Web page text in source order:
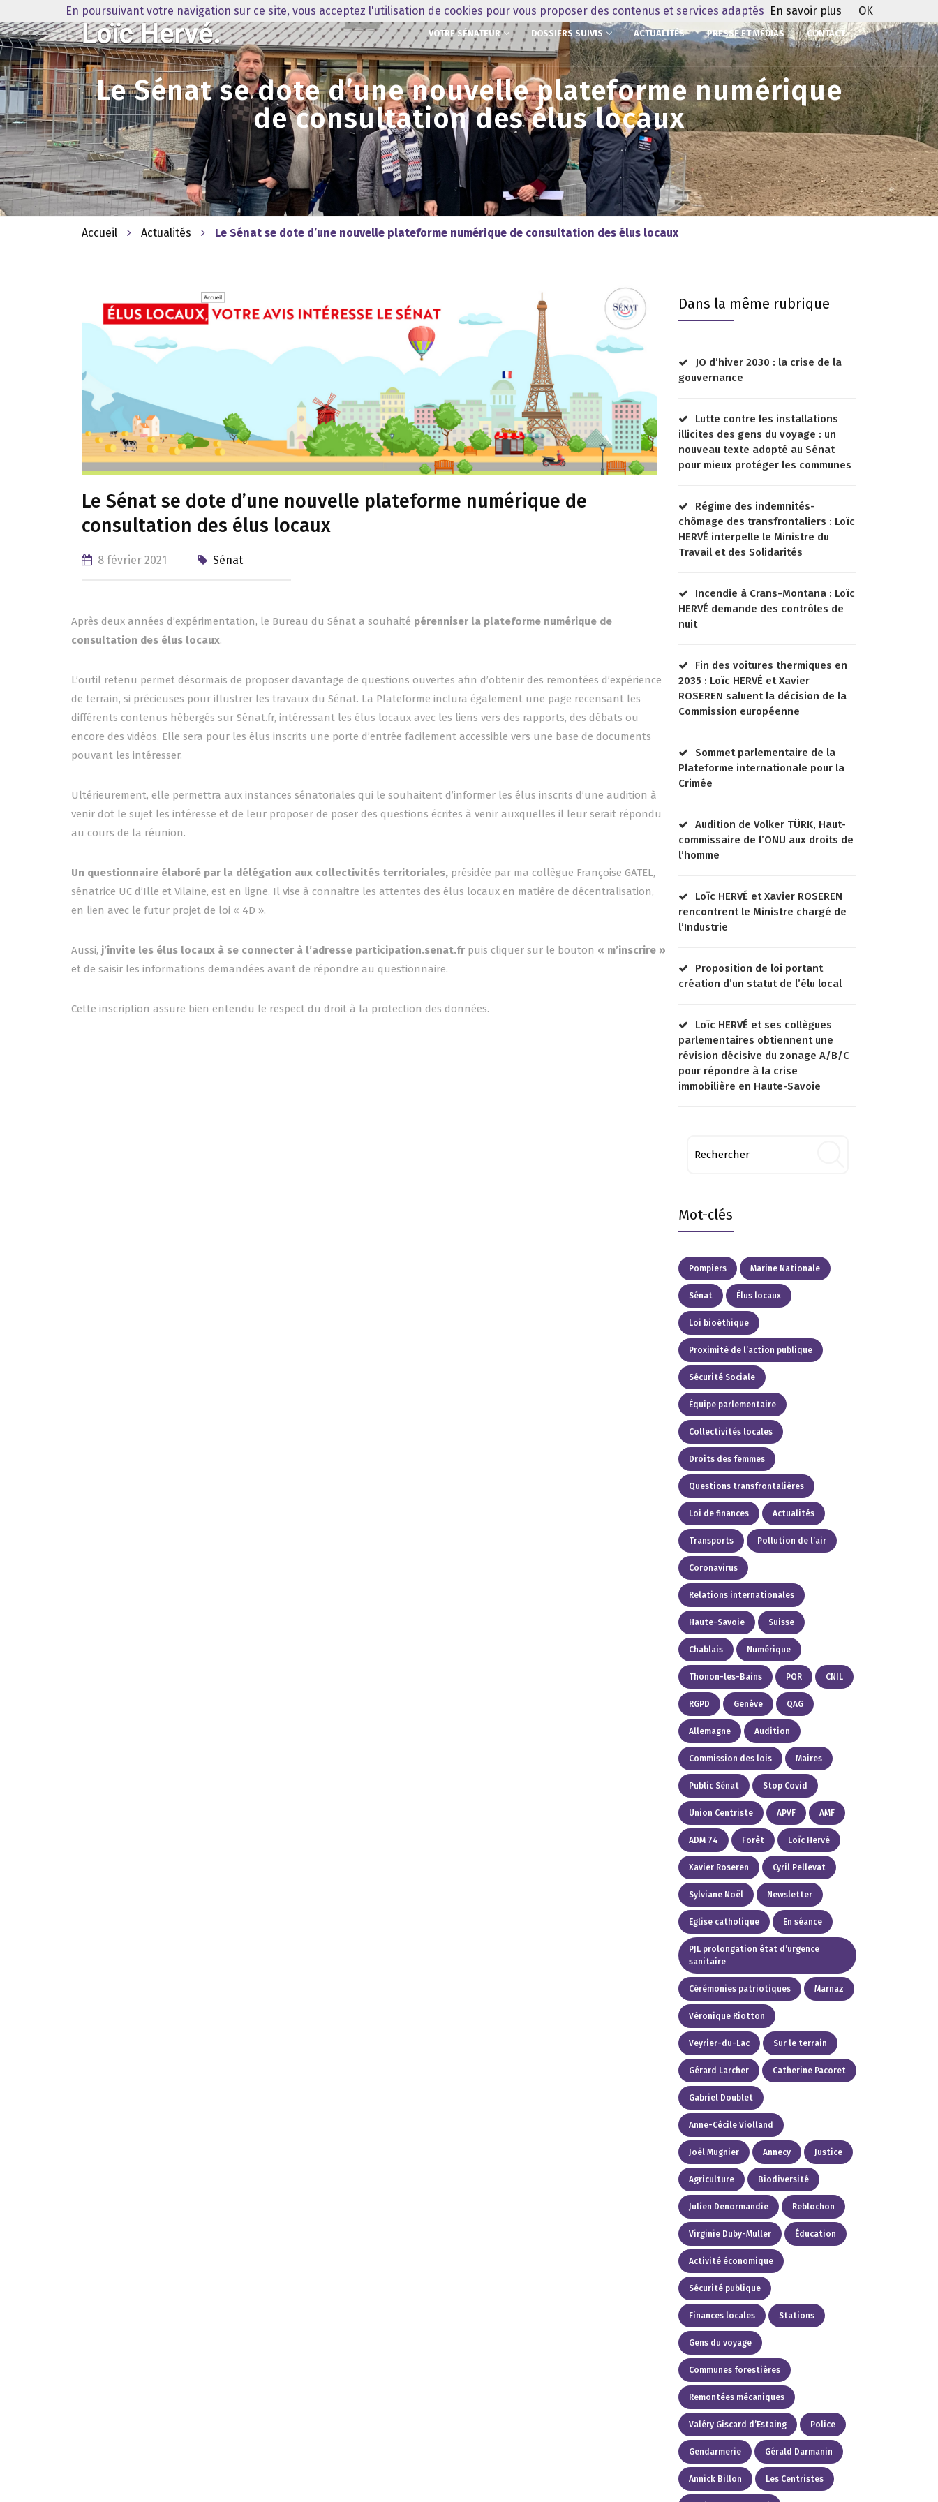
VOTRE SÉNATEUR DOSSIERS SUIVIS ACTUALITÉS PRESSE ET MÉDIAS CONTACT
Le Sénat se dote d’une nouvelle plateforme numérique
de consultation des élus locaux
Accueil Actualités Le Sénat se dote d’une nouvelle plateforme numérique de consultation des élus locaux
Le Sénat se dote d’une nouvelle plateforme numérique de
consultation des élus locaux
8 février 2021 Sénat
Après deux années d’expérimentation, le Bureau du Sénat a souhaité pérenniser la plateforme numérique de
consultation des élus locaux.
L’outil retenu permet désormais de proposer davantage de questions ouvertes afin d’obtenir des remontées d’expérience
de terrain, si précieuses pour illustrer les travaux du Sénat. La Plateforme inclura également une page recensant les
différents contenus hébergés sur Sénat.fr, intéressant les élus locaux avec les liens vers des rapports, des débats ou
encore des vidéos. Elle sera pour les élus inscrits une porte d’entrée facilement accessible vers une base de documents
pouvant les intéresser.
Ultérieurement, elle permettra aux instances sénatoriales qui le souhaitent d’informer les élus inscrits d’une audition à
venir dot le sujet les intéresse et de leur proposer de poser des questions écrites à venir auxquelles il leur serait répondu
au cours de la réunion.
Un questionnaire élaboré par la délégation aux collectivités territoriales, présidée par ma collègue Françoise GATEL,
sénatrice UC d’Ille et Vilaine, est en ligne. Il vise à connaitre les attentes des élus locaux en matière de décentralisation,
en lien avec le futur projet de loi « 4D ».
Aussi, j’invite les élus locaux à se connecter à l’adresse participation.senat.fr puis cliquer sur le bouton « m’inscrire »
et de saisir les informations demandées avant de répondre au questionnaire.
Cette inscription assure bien entendu le respect du droit à la protection des données.
Dans la même rubrique
JO d’hiver 2030 : la crise de la
gouvernance
Lutte contre les installations
illicites des gens du voyage : un
nouveau texte adopté au Sénat
pour mieux protéger les communes
Régime des indemnités-
chômage des transfrontaliers : Loïc
HERVÉ interpelle le Ministre du
Travail et des Solidarités
Incendie à Crans-Montana : Loïc
HERVÉ demande des contrôles de
nuit
Fin des voitures thermiques en
2035 : Loïc HERVÉ et Xavier
ROSEREN saluent la décision de la
Commission européenne
Sommet parlementaire de la
Plateforme internationale pour la
Crimée
Audition de Volker TÜRK, Haut-
commissaire de l’ONU aux droits de
l’homme
Loïc HERVÉ et Xavier ROSEREN
rencontrent le Ministre chargé de
l’Industrie
Proposition de loi portant
création d’un statut de l’élu local
Loïc HERVÉ et ses collègues
parlementaires obtiennent une
révision décisive du zonage A/B/C
pour répondre à la crise
immobilière en Haute-Savoie
Mot-clés
Pompiers Marine Nationale
Sénat Élus locaux
Loi bioéthique
Proximité de l’action publique
Sécurité Sociale
Équipe parlementaire
Collectivités locales
Droits des femmes
Questions transfrontalières
Loi de finances Actualités
Transports Pollution de l’air
Coronavirus
Relations internationales
Haute-Savoie Suisse
Chablais Numérique
Thonon-les-Bains PQR CNIL
RGPD Genève QAG
Allemagne Audition
Commission des lois Maires
Public Sénat Stop Covid
Union Centriste APVF AMF
ADM 74 Forêt Loïc Hervé
Xavier Roseren Cyril Pellevat
Sylviane Noël Newsletter
Eglise catholique En séance
PJL prolongation état d’urgence
sanitaire
Cérémonies patriotiques Marnaz
Véronique Riotton
Veyrier-du-Lac Sur le terrain
Gérard Larcher Catherine Pacoret
Gabriel Doublet
Anne-Cécile Violland
Joël Mugnier Annecy Justice
Agriculture Biodiversité
Julien Denormandie Reblochon
Virginie Duby-Muller Éducation
Activité économique
Sécurité publique
Finances locales Stations
Gens du voyage
Communes forestières
Remontées mécaniques
Valéry Giscard d’Estaing Police
Gendarmerie Gérald Darmanin
Annick Billon Les Centristes
En poursuivant votre navigation sur ce site, vous acceptez l'utilisation de cookies pour vous proposer des contenus et services adaptés En savoir plus OK